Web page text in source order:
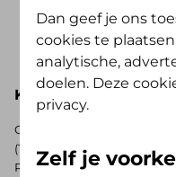
met het Plus-
de
jouw
'Plus'. Wil je
voordeel is?
Toon meer..
Kies hieronder je
Op zoek naar de
(Tand) Doorstap? Kies dan
Polis. Ben je verzekerd bij
Dan geef je ons
cookies te
analytische,
doelen. Deze
privacy.
Zelf je